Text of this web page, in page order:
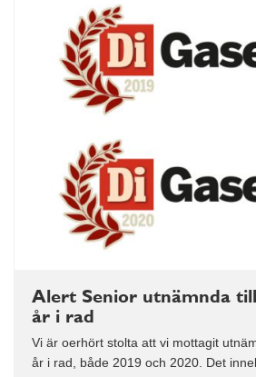
Alert Senior utnämnda
år i rad
Vi är oerhört stolta att vi mottagit
år i rad, både 2019 och 2020. Det